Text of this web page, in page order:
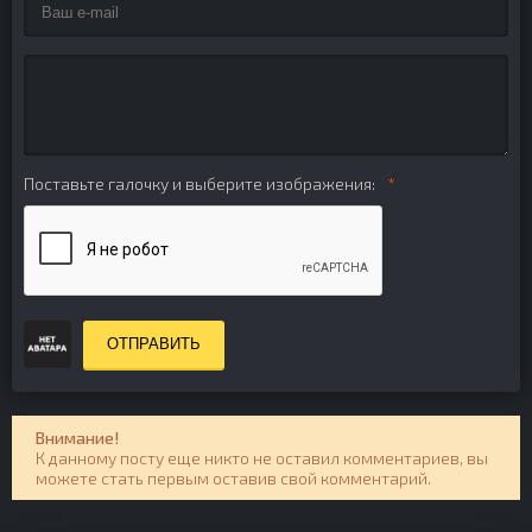
Поставьте галочку и выберите изображения:
ОТПРАВИТЬ
Внимание!
К данному посту еще никто не оставил комментариев, вы
можете стать первым оставив свой комментарий.